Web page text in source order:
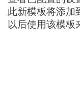
此新模板将添加
以后使用该模板